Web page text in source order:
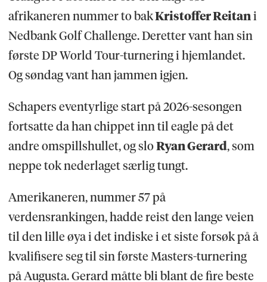
afrikaneren nummer to bakKristoffer Reitan i
Nedbank Golf Challenge. Deretter vant han sin
første DP World Tour-turnering i hjemlandet.
Og søndag vant han jammen igjen.
Schapers eventyrlige start på 2026-sesongen
fortsatte da han chippet inn til eagle på det
andre omspillshullet, og sloRyan Gerard, som
neppe tok nederlaget særlig tungt.
Amerikaneren, nummer 57 på
verdensrankingen, hadde reist den lange veien
til den lille øya i det indiske i et siste forsøk på å
kvalifisere seg til sin første Masters-turnering
på Augusta. Gerard måtte bli blant de fire beste